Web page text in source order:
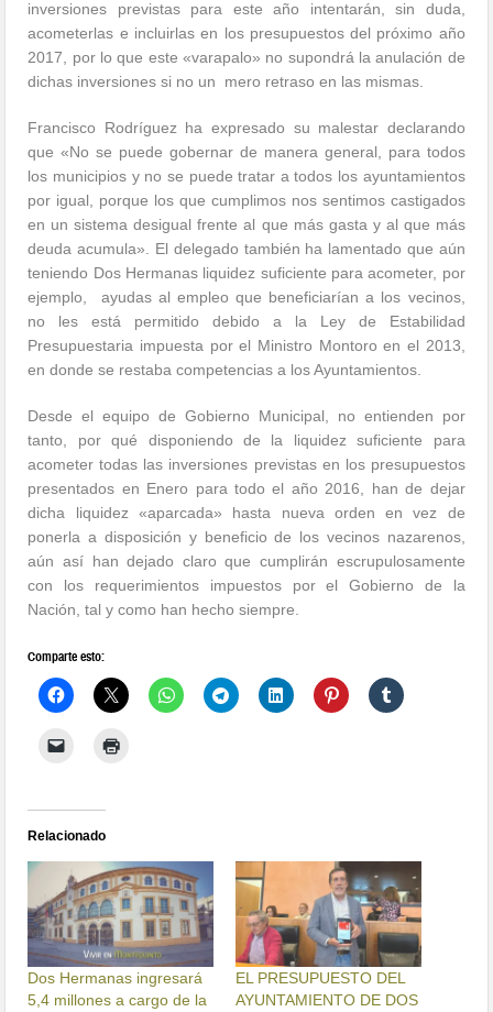
inversiones previstas para este año intentarán, sin duda,
acometerlas e incluirlas en los presupuestos del próximo año
2017, por lo que este «varapalo» no supondrá la anulación de
dichas inversiones si no un mero retraso en las mismas.
Francisco Rodríguez ha expresado su malestar declarando
que «No se puede gobernar de manera general, para todos
los municipios y no se puede tratar a todos los ayuntamientos
por igual, porque los que cumplimos nos sentimos castigados
en un sistema desigual frente al que más gasta y al que más
deuda acumula». El delegado también ha lamentado que aún
teniendo Dos Hermanas liquidez suficiente para acometer, por
ejemplo, ayudas al empleo que beneficiarían a los vecinos,
no les está permitidodebido a la Ley de Estabilidad
Presupuestaria impuesta por el Ministro Montoro en el 2013,
en donde se restaba competencias a los Ayuntamientos.
Desde el equipo de Gobierno Municipal, no entienden por
tanto, por qué disponiendo de la liquidez suficiente para
acometer todas las inversiones previstas en los presupuestos
presentados en Enero para todo el año 2016, han de dejar
dicha liquidez «aparcada» hasta nueva orden en vez de
ponerla a disposición y beneficio de los vecinos nazarenos,
aún así han dejado claro que cumplirán escrupulosamente
con los requerimientos impuestos por el Gobierno de la
Nación, tal y como han hecho siempre.
Comparte esto:
Relacionado
Dos Hermanas ingresará
5,4 millones a cargo de la
EL PRESUPUESTO DEL
AYUNTAMIENTO DE DOS